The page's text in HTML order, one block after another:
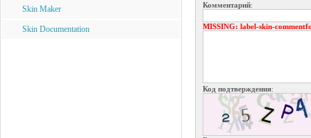
Skin Maker
Skin Documentation
Комментарий:
MISSING: label-skin-
Код подтверждения: